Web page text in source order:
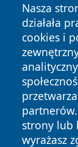
Nasza
działała
cookies i
strony lub
wyrażasz
Copyright ©
zastrzeżone.
News